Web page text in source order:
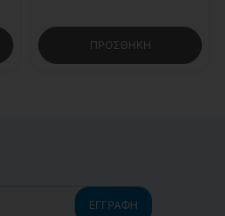
ΠΡΟΣΘΉΚΗ
ΕΓΓΡΑΦΉ